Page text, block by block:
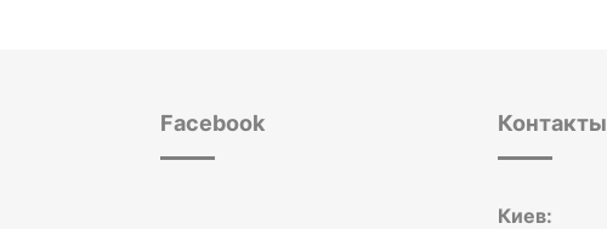
Facebook Контакты
Киев: